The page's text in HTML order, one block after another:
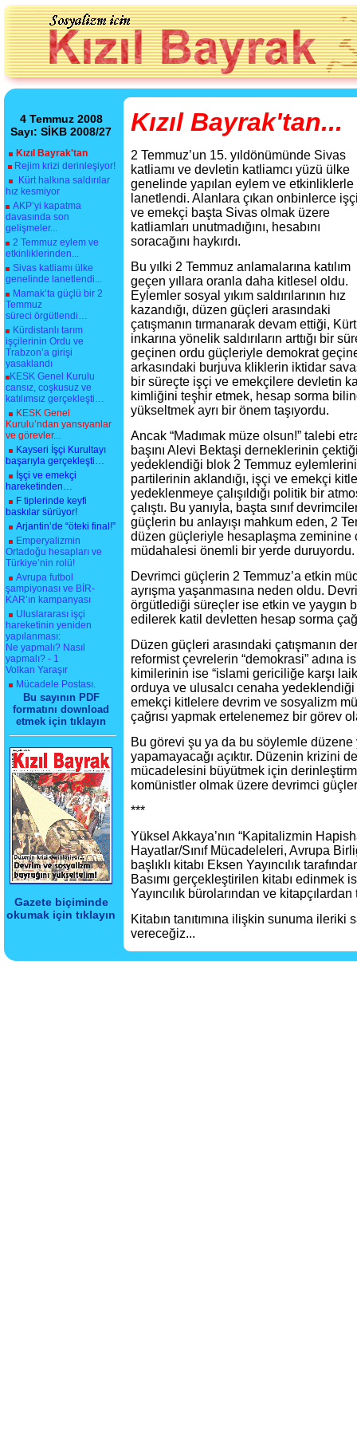
4 Temmuz 2008
Sayı: SİKB 2008/27
Kızıl Bayrak'tan
Rejim krizi derinleşiyor!
Kürt halkına saldırılar
hız kesmiyor
AKP’yi kapatma
davasında son
gelişmeler...
2 Temmuz eylem ve
etkinliklerinden...
Sivas katliamı ülke
genelinde lanetlendi...
Mamak’ta güçlü bir 2
Temmuz
süreci örgütlendi…
Kürdistanlı tarım
işçilerinin Ordu ve
Trabzon’a girişi
yasaklandı
KESK Genel Kurulu
cansız, coşkusuz ve
katılımsız gerçekleşti…
KESK Genel
Kurulu’ndan yansıyanlar
ve görevler...
Kayseri İşçi Kurultayı
başarıyla gerçekleşti…
İşçi ve emekçi
hareketinden…
F tiplerinde keyfi
baskılar sürüyor!
Arjantin’de “öteki final!”
Emperyalizmin
Ortadoğu hesapları ve
Türkiye’nin rolü!
Avrupa futbol
şampiyonası ve BİR-
KAR’ın kampanyası
Uluslararası işçi
hareketinin yeniden
yapılanması:
Ne yapmalı? Nasıl
yapmalı? - 1
Volkan Yaraşır
Mücadele Postası.
Bu sayının PDF
formatını download
etmek için tıklayın
Gazete biçiminde
okumak için tıklayın
Kızıl Bayrak'tan...
2 Temmuz’un 15. yıldönümünde Sivas
katliamı ve devletin katliamcı yüzü ülke
genelinde yapılan eylem ve etkinliklerle
lanetlendi. Alanlara çıkan onbinlerce
ve emekçi başta Sivas olmak üzere
katliamları unutmadığını, hesabını
soracağını haykırdı.
Bu yılki 2 Temmuz anlamalarına katılım
geçen yıllara oranla daha kitlesel oldu.
Eylemler sosyal yıkım saldırılarının hız
kazandığı, düzen güçleri arasındaki
çatışmanın tırmanarak devam ettiği,
inkarına yönelik saldırıların arttığı bir
geçinen ordu güçleriyle demokrat
arkasındaki burjuva kliklerin iktidar
bir süreçte işçi ve emekçilere devletin
kimliğini teşhir etmek, hesap sorma
yükseltmek ayrı bir önem taşıyordu.
Ancak “Madımak müze olsun!” talebi
başını Alevi Bektaşi derneklerinin
yedeklendiği blok 2 Temmuz
partilerinin aklandığı, işçi ve emekçi
yedeklenmeye çalışıldığı politik bir
çalıştı. Bu yanıyla, başta sınıf
güçlerin bu anlayışı mahkum eden, 2
düzen güçleriyle hesaplaşma zeminine
müdahalesi önemli bir yerde duruyordu.
Devrimci güçlerin 2 Temmuz’a etkin
ayrışma yaşanmasına neden oldu.
örgütlediği süreçler ise etkin ve yaygın
edilerek katil devletten hesap sorma
Düzen güçleri arasındaki çatışmanın
reformist çevrelerin “demokrasi” adına
kimilerinin ise “islami gericiliğe karşı
orduya ve ulusalcı cenaha
emekçi kitlelere devrim ve sosyalizm
çağrısı yapmak ertelenemez bir görev
Bu görevi şu ya da bu söylemle
yapamayacağı açıktır. Düzenin krizini
mücadelesini büyütmek için
komünistler olmak üzere devrimci
***
Yüksel Akkaya’nın “Kapitalizmin
Hayatlar/Sınıf Mücadeleleri, Avrupa
başlıklı kitabı Eksen Yayıncılık
Basımı gerçekleştirilen kitabı edinmek
Yayıncılık bürolarından ve
Kitabın tanıtımına ilişkin sunuma ileriki
vereceğiz...